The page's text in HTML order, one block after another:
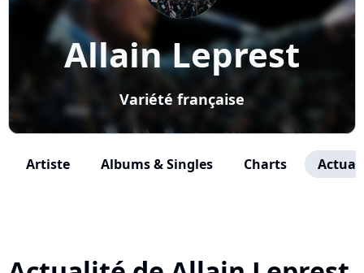
Allain Leprest
Variété française
Artiste Albums & Singles Charts